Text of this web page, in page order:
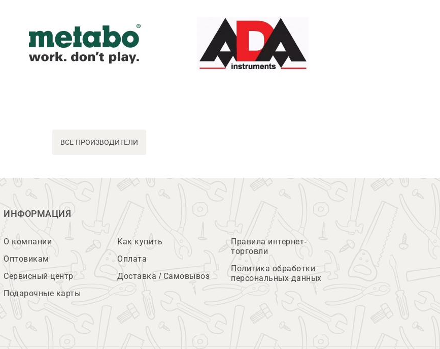
ВСЕ ПРОИЗВОДИТЕЛИ
ИНФОРМАЦИЯ
О компании
Оптовикам
Сервисный центр
Подарочные карты
Как купить
Оплата
Доставка / Самовывоз
Правила интернет-
торговли
Политика обработки
персональных данных